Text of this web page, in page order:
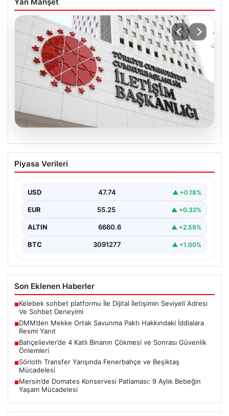
07.08.2026
DMM’den Mekke Ortak Savunma Paktı
Hakkındaki İddialara Resmi Yanıt
Suudi Arabistan ve Pakistan arasında imzalandığı
belirtilen Mekke Ortak…
Piyasa Verileri
USD 47.74 ▲ +0.18%
EUR 55.25 ▲ +0.32%
ALTIN 6660.6 ▲ +2.59%
BTC 3091277 ▲ +1.00%
Son Eklenen Haberler
■Kelebek sohbet platformu İle Dijital İletişimin Seviyeli Adresi
Ve Sohbet Deneyimi
■DMM’den Mekke Ortak Savunma Paktı Hakkındaki İddialara
Resmi Yanıt
■Bahçelievler’de 4 Katlı Binanın Çökmesi ve Sonrası Güvenlik
Önlemleri
■Sörloth Transfer Yarışında Fenerbahçe ve Beşiktaş
Mücadelesi
■Mersin’de Domates Konservesi Patlaması: 9 Aylık Bebeğin
Yaşam Mücadelesi